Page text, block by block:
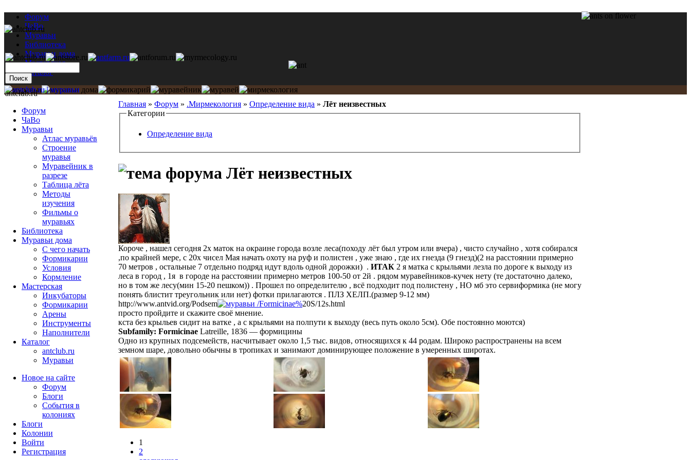
Форум
ЧаВо
Муравьи
Библиотека
Муравьи дома
Мастерская
Каталог
Главная » Форум » .Мирмекология » Определение вида » Лёт неизвестных
Категории
Определение вида
Лёт неизвестных
Короче , нашел сегодня 2х маток на окраине города возле леса(походу лёт был утром или вчера) , чисто случайно , хотя собирался
,по крайней мере, с 20х чисел Мая начать охоту на руф и полистен , уже знаю , где их гнезда (9 гнезд)(2 на расстоянии примерно
70 метров , остальные 7 отдельно подряд идут вдоль одной дорожки) . ИТАК 2 я матка с крыльями лезла по дороге к выходу из
леса в город , 1я в городе на расстоянии примерно метров 100-50 от 2й . рядом муравейников-кучек нету (те достаточно далеко,
но в том же лесу(мин 15-20 пешком)) . Прошел по определителю , всё подходит под полистену , НО мб это сервиформика (не могу
понять блистит треугольник или нет) фотки прилагаются . ПЛЗ ХЕЛП.(размер 9-12 мм)
http://www.antvid.org/Podsem
/Formicinae%20S/12s.html
просто пройдите и скажите своё мнение.
кста без крыльев сидит на ватке , а с крыльями на полпути к выходу (весь путь около 5см). Обе постоянно моются)
Subfamily: Formicinae Latreille, 1836 — формицины
Одно из крупных подсемейств, насчитывает около 1,5 тыс. видов, относящихся к 44 родам. Широко распространены на всем
земном шаре, довольно обычны в тропиках и занимают доминирующее положение в умеренных широтах.
1
2
antclub.ru
Форум
ЧаВо
Муравьи
Атлас муравьёв
Строение
муравья
Муравейник в
разрезе
Таблица лёта
Методы
изучения
Фильмы о
муравьях
Библиотека
Муравьи дома
С чего начать
Формикарии
Условия
Кормление
Мастерская
Инкубаторы
Формикарии
Арены
Инструменты
Наполнители
Каталог
antclub.ru
Муравьи
Новое на сайте
Форум
Блоги
События в
колониях
Блоги
Колонии
Войти
Peгиcтpaция